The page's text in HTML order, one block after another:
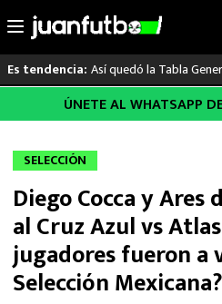
al
Es tendencia: Así quedó la Tabla
LO ÚLTIMO
LIGA MX
RAYADOS
PUMAS
ATLANTE
ÚNETE AL WHATSAPP
SELECCIÓN
Diego Cocca y Ares
al Cruz Azul vs
jugadores fueron a
Selección Mexicana?